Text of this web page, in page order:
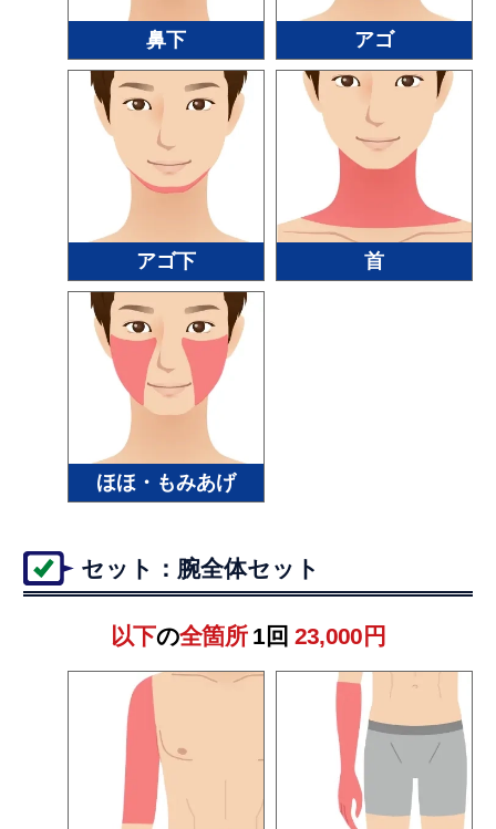
鼻下 アゴ
アゴ下 首
ほほ・もみあげ
セット：腕全体セット
以下の全箇所1回 23,000円